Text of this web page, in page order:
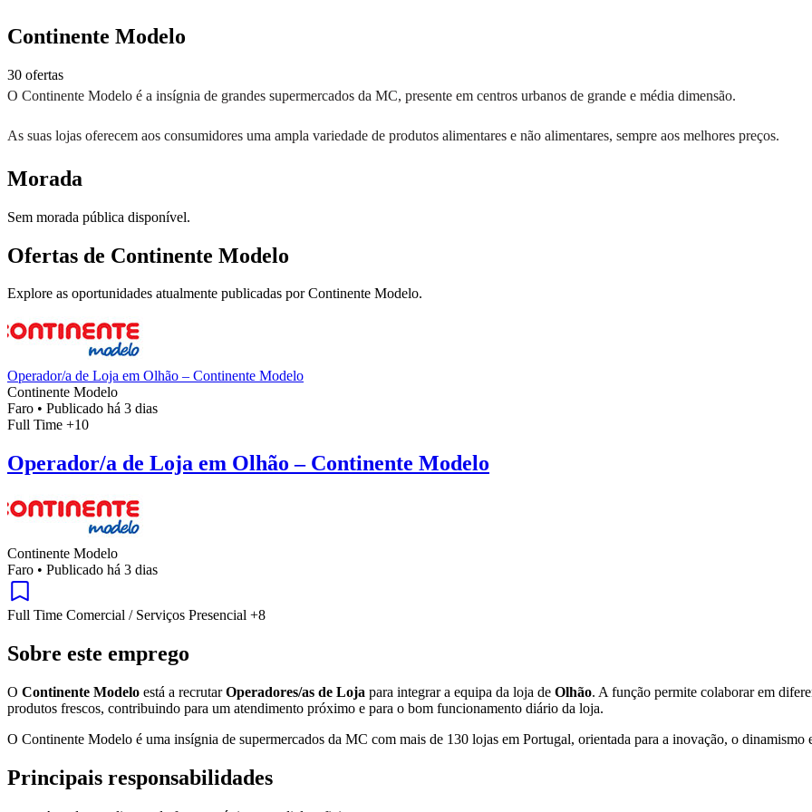
Continente Modelo
30 ofertas
O Continente Modelo é a insígnia de grandes supermercados da MC, presente em centros urbanos de grande e média dimensão.
As suas lojas oferecem aos consumidores uma ampla variedade de produtos alimentares e não alimentares, sempre aos melhores preços.
Morada
Sem morada pública disponível.
Ofertas de Continente Modelo
Explore as oportunidades atualmente publicadas por Continente Modelo.
Operador/a de Loja em Olhão – Continente Modelo
Continente Modelo
Faro • Publicado há 3 dias
Full Time +10
Operador/a de Loja em Olhão – Continente Modelo
Continente Modelo
Faro • Publicado há 3 dias
Full Time Comercial / Serviços Presencial +8
Sobre este emprego
O Continente Modelo está a recrutarOperadores/as de Loja para integrar a equipa da loja de Olhão. A função permite colaborar em
produtos frescos, contribuindo para um atendimento próximo e para o bom funcionamento diário da loja.
O Continente Modelo é uma insígnia de supermercados da MC com mais de 130 lojas em Portugal, orientada para a inovação, o dinamismo
Principais responsabilidades